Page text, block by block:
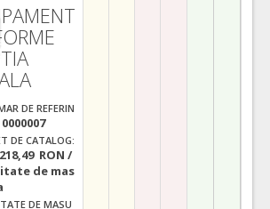
DE REFERIN
0000007
DE CATALOG:
RON /
de mas
DE MASU